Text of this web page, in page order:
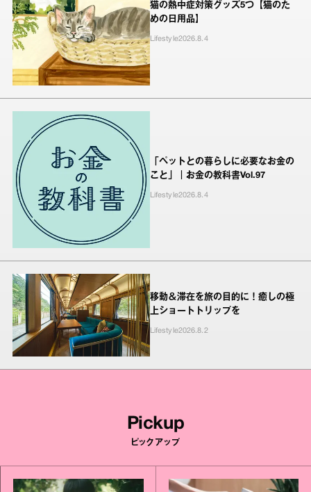
猫の熱中症対策グッズ5つ【猫のた
めの日用品】
Lifestyle2026.8.4
「ペットとの暮らしに必要なお金の
こと」｜お金の教科書Vol.97
Lifestyle2026.8.4
移動＆滞在を旅の目的に！癒しの極
上ショートトリップを
Lifestyle2026.8.2
Pickup
ピックアップ